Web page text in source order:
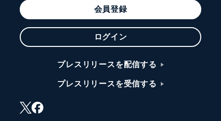
会員登録
ログイン
プレスリリースを配信する
プレスリリースを受信する